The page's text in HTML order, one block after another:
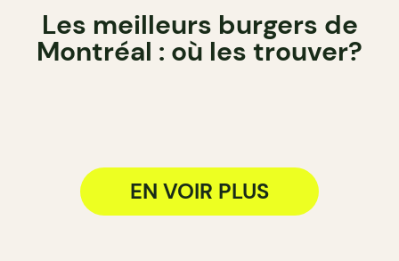
Les meilleurs burgers de
Montréal : où les trouver?
EN VOIR PLUS